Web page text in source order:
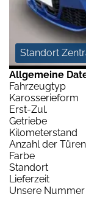
Standort
Allgemeine
Fahrzeugtyp
Karosserieform
Erst-Zul.
Getriebe
Kilometerstand
Anzahl der Türen
Farbe
Standort
Lieferzeit
Unsere Nummer